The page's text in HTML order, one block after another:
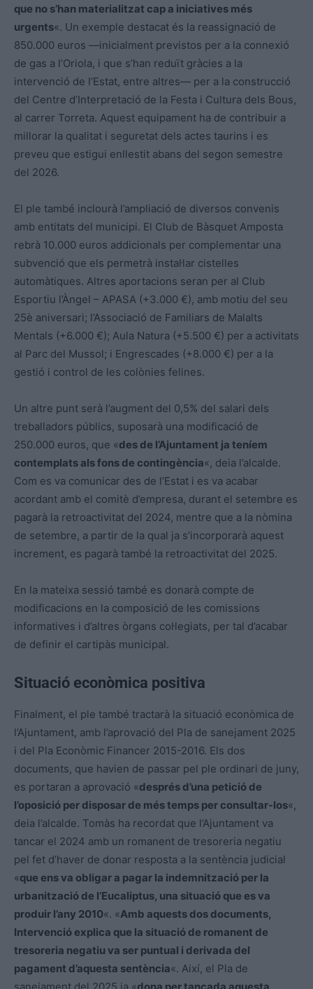
que no s’han materialitzat cap a iniciatives més
urgents«. Un exemple destacat és la reassignació de
850.000 euros —inicialment previstos per a la connexió
de gas a l’Oriola, i que s’han reduït gràcies a la
intervenció de l’Estat, entre altres— per a la construcció
del Centre d’Interpretació de la Festa i Cultura dels Bous,
al carrer Torreta. Aquest equipament ha de contribuir a
millorar la qualitat i seguretat dels actes taurins i es
preveu que estigui enllestit abans del segon semestre
del 2026.
El ple també inclourà l’ampliació de diversos convenis
amb entitats del municipi. El Club de Bàsquet Amposta
rebrà 10.000 euros addicionals per complementar una
subvenció que els permetrà instal·lar cistelles
automàtiques. Altres aportacions seran per al Club
Esportiu l’Àngel – APASA (+3.000 €), amb motiu del seu
25è aniversari; l’Associació de Familiars de Malalts
Mentals (+6.000 €); Aula Natura (+5.500 €) per a activitats
al Parc del Mussol; i Engrescades (+8.000 €) per a la
gestió i control de les colònies felines.
Un altre punt serà l’augment del 0,5% del salari dels
treballadors públics, suposarà una modificació de
250.000 euros, que «des de l’Ajuntament ja teníem
contemplats als fons de contingència«, deia l’alcalde.
Com es va comunicar des de l’Estat i es va acabar
acordant amb el comitè d’empresa, durant el setembre es
pagarà la retroactivitat del 2024, mentre que a la nòmina
de setembre, a partir de la qual ja s’incorporarà aquest
increment, es pagarà també la retroactivitat del 2025.
En la mateixa sessió també es donarà compte de
modificacions en la composició de les comissions
informatives i d’altres òrgans col·legiats, per tal d’acabar
de definir el cartipàs municipal.
Situació econòmica positiva
Finalment, el ple també tractarà la situació econòmica de
l’Ajuntament, amb l’aprovació del Pla de sanejament 2025
i del Pla Econòmic Financer 2015-2016. Els dos
documents, que havien de passar pel ple ordinari de juny,
es portaran a aprovació «després d’una petició de
l’oposició per disposar de més temps per consultar-los«,
deia l’alcalde. Tomàs ha recordat que l’Ajuntament va
tancar el 2024 amb un romanent de tresoreria negatiu
pel fet d’haver de donar resposta a la sentència judicial
«que ens va obligar a pagar la indemnització per la
urbanització de l’Eucaliptus, una situació que es va
produir l’any 2010«. «Amb aquests dos documents,
Intervenció explica que la situació de romanent de
tresoreria negatiu va ser puntual i derivada del
pagament d’aquesta sentència«. Així, el Pla de